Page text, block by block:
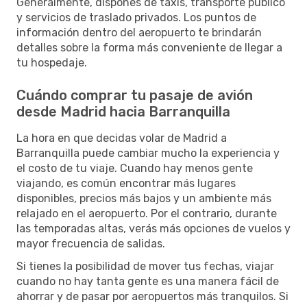
y servicios de traslado privados. Los puntos de
información dentro del aeropuerto te brindarán
detalles sobre la forma más conveniente de llegar a
tu hospedaje.
Cuándo comprar tu pasaje de avión
desde Madrid hacia Barranquilla
La hora en que decidas volar de Madrid a
Barranquilla puede cambiar mucho la experiencia y
el costo de tu viaje. Cuando hay menos gente
viajando, es común encontrar más lugares
disponibles, precios más bajos y un ambiente más
relajado en el aeropuerto. Por el contrario, durante
las temporadas altas, verás más opciones de vuelos y
mayor frecuencia de salidas.
Si tienes la posibilidad de mover tus fechas, viajar
cuando no hay tanta gente es una manera fácil de
ahorrar y de pasar por aeropuertos más tranquilos. Si